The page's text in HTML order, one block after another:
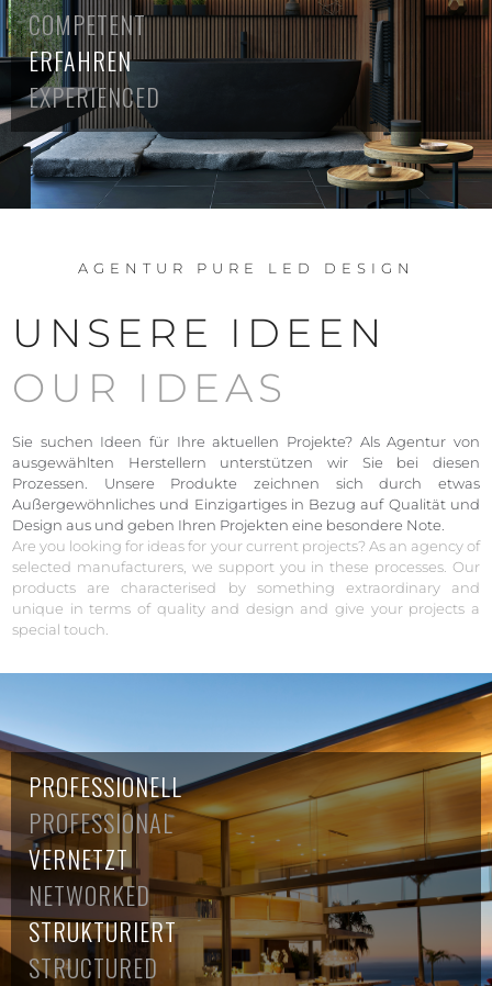
COMPETENT
ERFAHREN
EXPERIENCED
AGENTUR PURE LED DESIGN
UNSERE IDEEN
OUR IDEAS
Sie suchen Ideen für Ihre aktuellen Projekte? Als Agentur von
ausgewählten Herstellern unterstützen wir Sie bei diesen
Prozessen. Unsere Produkte zeichnen sich durch etwas
Außergewöhnliches und Einzigartiges in Bezug auf Qualität und
Design aus und geben Ihren Projekten eine besondere Note.
Are you looking for ideas for your current projects? As an agency of
selected manufacturers, we support you in these processes. Our
products are characterised by something extraordinary and
unique in terms of quality and design and give your projects a
special touch.
PROFESSIONELL
PROFESSIONAL
VERNETZT
NETWORKED
STRUKTURIERT
STRUCTURED